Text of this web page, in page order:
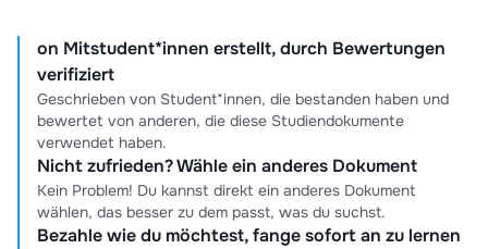
on Mitstudent*innen erstellt, durch Bewertungen
verifiziert
Geschrieben von Student*innen, die bestanden haben und
bewertet von anderen, die diese Studiendokumente
verwendet haben.
Nicht zufrieden? Wähle ein anderes Dokument
Kein Problem! Du kannst direkt ein anderes Dokument
wählen, das besser zu dem passt, was du suchst.
Bezahle wie du möchtest, fange sofort an zu lernen